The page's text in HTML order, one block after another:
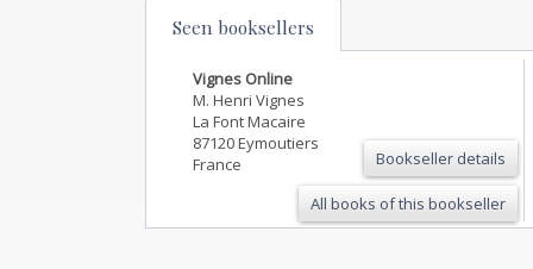
Seen booksellers
Vignes Online
M. Henri Vignes
La Font Macaire
87120 Eymoutiers
France
Bookseller details
All books of this bookseller